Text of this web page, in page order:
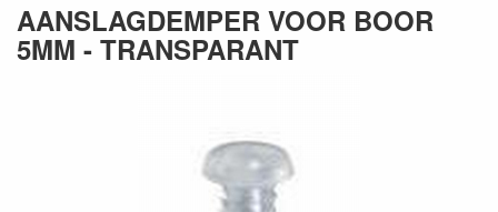
AANSLAGDEMPER VOOR BOOR
5MM - TRANSPARANT